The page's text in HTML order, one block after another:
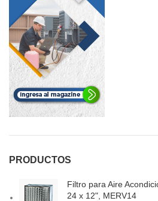
PRODUCTOS
Filtro para Aire
24 x 12", MERV14